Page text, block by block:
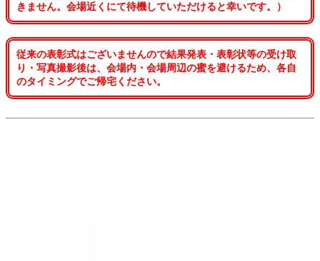
きません。会場近くにて待機していただけると幸いです。）
従来の表彰式はございませんので結果発表・表彰状等の受け取
り・写真撮影後は、会場内・会場周辺の蜜を避けるため、各自
のタイミングでご帰宅ください。